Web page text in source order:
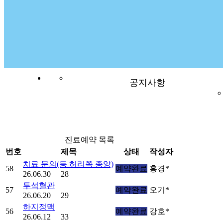
공지사항
진료예약 목록
번호
제목 상태
작성자
58
치료 문의(등 허리쪽 종양)
26.06.30
28
예약완료 홍경*
57
투석혈관
26.06.20
29
예약완료 오기*
56
하지정맥
26.06.12
33
예약완료 강호*